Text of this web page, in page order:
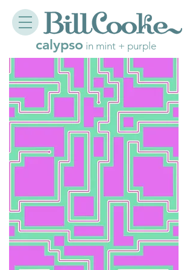
calypso in mint + purple